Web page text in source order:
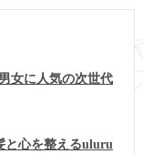
女に人気の次世代
と心を整えるuluru